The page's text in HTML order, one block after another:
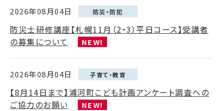
2026年08月04日 防災・防犯
防災士研修講座【札幌11月（2・3）平日コース】受講者
の募集について
NEW!
2026年08月04日 子育て・教育
【8月14日まで】浦河町こども計画アンケート調査への
ご協力のお願い
NEW!